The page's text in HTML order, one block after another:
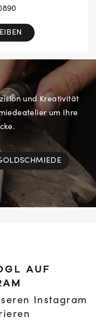
und Kreativität
um Ihre
AUF
Instagram